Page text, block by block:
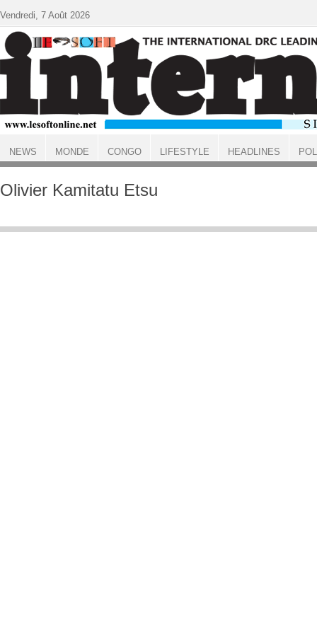
ACCUEIL
Olivier Kamitatu Etsu
Vendredi, 7 Août 2026
NEWS MONDE CONGO LIFESTYLE HEADLINES